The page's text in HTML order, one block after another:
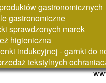
gastronomicznych
gastronomiczne
sprawdzonych marek
higieniczna
indukcyjnej - garnki do
tekstylnych